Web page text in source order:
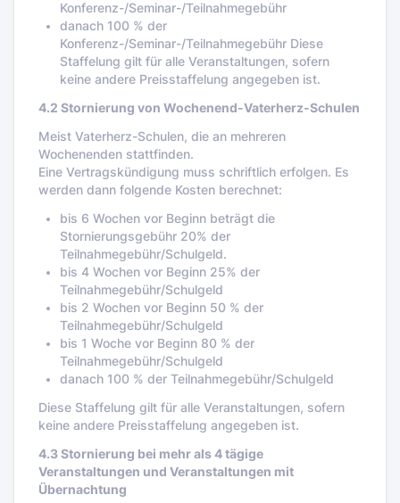
Konferenz-/Seminar-/Teilnahmegebühr
danach 100 % der
Konferenz-/Seminar-/Teilnahmegebühr Diese
Staffelung gilt für alle Veranstaltungen, sofern
keine andere Preisstaffelung angegeben ist.
4.2 Stornierung von Wochenend-Vaterherz-Schulen
Meist Vaterherz-Schulen, die an mehreren
Wochenenden stattfinden.
Eine Vertragskündigung muss schriftlich erfolgen. Es
werden dann folgende Kosten berechnet:
bis 6 Wochen vor Beginn beträgt die
Stornierungsgebühr 20% der
Teilnahmegebühr/Schulgeld.
bis 4 Wochen vor Beginn 25% der
Teilnahmegebühr/Schulgeld
bis 2 Wochen vor Beginn 50 % der
Teilnahmegebühr/Schulgeld
bis 1 Woche vor Beginn 80 % der
Teilnahmegebühr/Schulgeld
danach 100 % der Teilnahmegebühr/Schulgeld
Diese Staffelung gilt für alle Veranstaltungen, sofern
keine andere Preisstaffelung angegeben ist.
4.3 Stornierung bei mehr als 4 tägige
Veranstaltungen und Veranstaltungen mit
Übernachtung